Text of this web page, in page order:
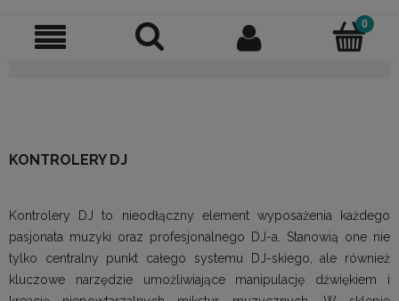
KONTROLERY DJ
Kontrolery DJ to nieodłączny element wyposażenia każdego
pasjonata muzyki oraz profesjonalnego DJ-a. Stanowią one nie
tylko centralny punkt całego systemu DJ-skiego, ale również
kluczowe narzędzie umożliwiające manipulację dźwiękiem i